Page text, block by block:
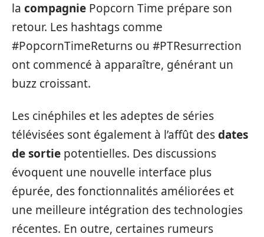
la compagnie Popcorn Time prépare son
retour. Les hashtags comme
#PopcornTimeReturns ou #PTResurrection
ont commencé à apparaître, générant un
buzz croissant.
Les cinéphiles et les adeptes de séries
télévisées sont également à l’affût desdates
de sortie potentielles. Des discussions
évoquent une nouvelle interface plus
épurée, des fonctionnalités améliorées et
une meilleure intégration des technologies
récentes. En outre, certaines rumeurs